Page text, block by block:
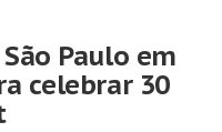
Paulo em
celebrar 30